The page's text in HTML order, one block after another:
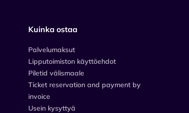
Kuinka ostaa
Palvelumaksut
Lipputoimiston käyttöehdot
Piletid välismaale
Ticket reservation and payment by
invoice
Usein kysyttyä